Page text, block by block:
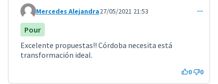
Commentaire 2137
Mercedes Alejandra27/05/2021 21:53
Pour
Excelente propuestas!! Córdoba necesita está
transformación ideal.
0 0